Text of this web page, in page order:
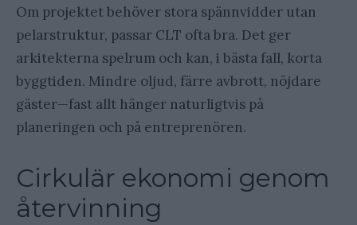
Om projektet behöver stora spännvidder utan
pelarstruktur, passar CLT ofta bra. Det ger
arkitekterna spelrum och kan, i bästa fall, korta
byggtiden. Mindre oljud, färre avbrott, nöjdare
gäster—fast allt hänger naturligtvis på
planeringen och på entreprenören.
Cirkulär ekonomi genom
återvinning